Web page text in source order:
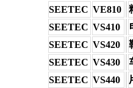
SEETEC VE810
SEETEC VS410
SEETEC VS420
SEETEC VS430
SEETEC VS440